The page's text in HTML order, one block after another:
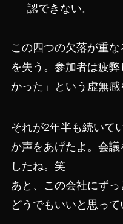
認できない。
この四つの欠落が重
を失う。参加者は疲
かった」という虚無感
それが2年半も続いて
か声をあげたよ。会
したね。笑
あと、この会社にず
どうでもいいと思って